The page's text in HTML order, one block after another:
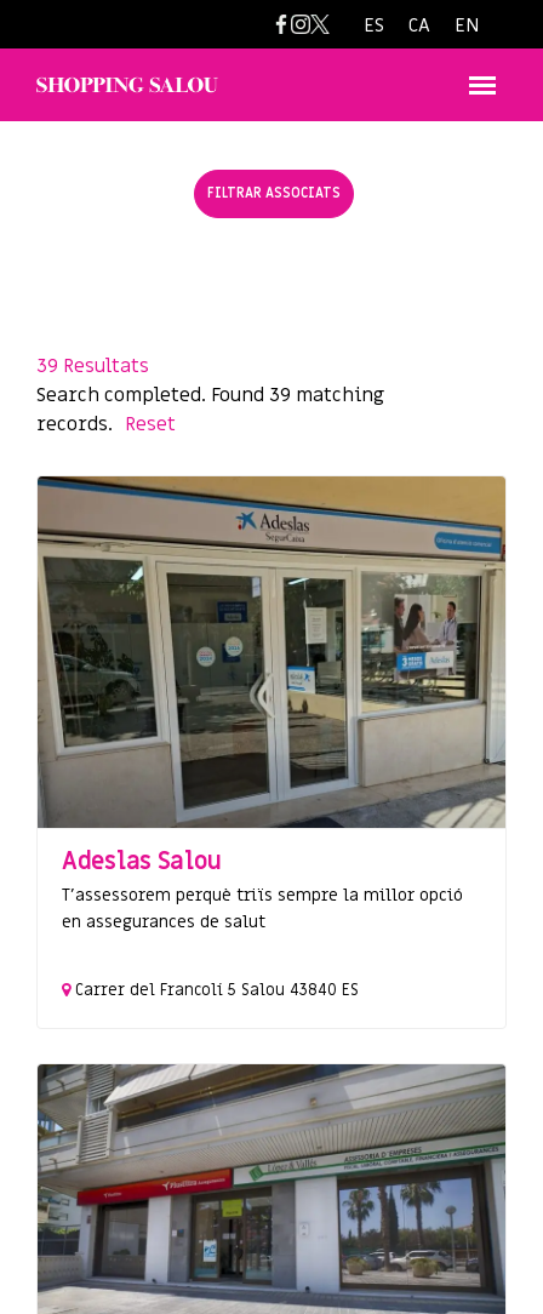
ES CA EN
FILTRAR ASSOCIATS
39 Resultats
Search completed. Found 39 matching
records. Reset
Adeslas Salou
T'assessorem perquè triïs sempre la millor opció
en assegurances de salut
Carrer del Francolí 5 Salou 43840 ES